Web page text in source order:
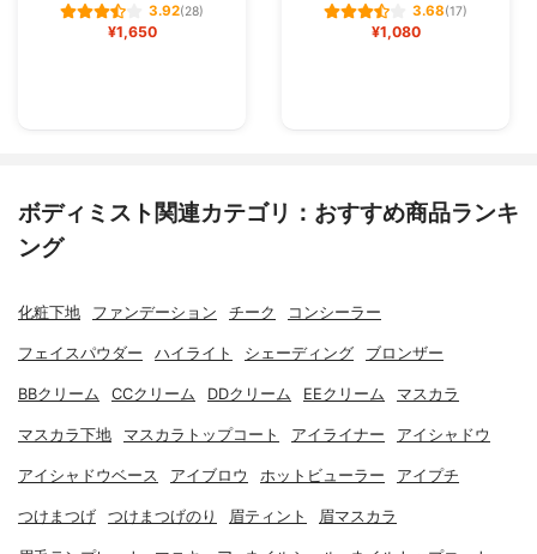
3.92(28)
¥1,650
3.68(17)
¥1,080
ボディミスト関連カテゴリ：おすすめ商品ランキ
ング
化粧下地 ファンデーション チーク コンシーラー
フェイスパウダー ハイライト シェーディング ブロンザー
BBクリーム CCクリーム DDクリーム EEクリーム マスカラ
マスカラ下地 マスカラトップコート アイライナー アイシャドウ
アイシャドウベース アイブロウ ホットビューラー アイプチ
つけまつげ つけまつげのり 眉ティント 眉マスカラ